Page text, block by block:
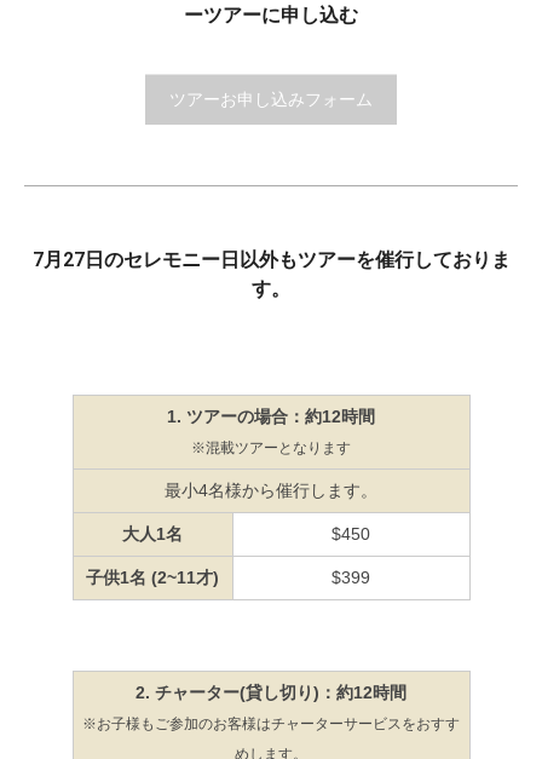
ーツアーに申し込む
ツアーお申し込みフォーム
7月27日のセレモニー日以外もツアーを催行しておりま
す。
1. ツアーの場合：約12時間
※混載ツアーとなります
最小4名様から催行します。
大人1名 $450
子供1名 (2~11才) $399
2. チャーター(貸し切り)：約12時間
※お子様もご参加のお客様はチャーターサービスをおすす
めします。